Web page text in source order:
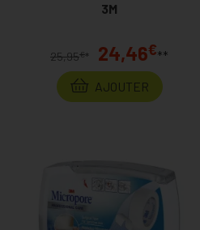
1,25cm X 915cm
3M
25,95€* 24,46€**
AJOUTER